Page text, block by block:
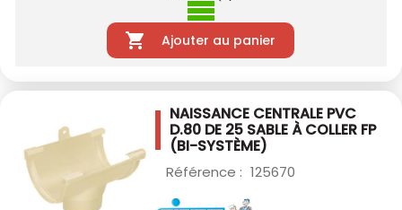
Ajouter au panier
NAISSANCE CENTRALE PVC
D.80 DE 25 SABLEÀ COLLER FP
(BI-SYSTÈME)
Référence : 125670